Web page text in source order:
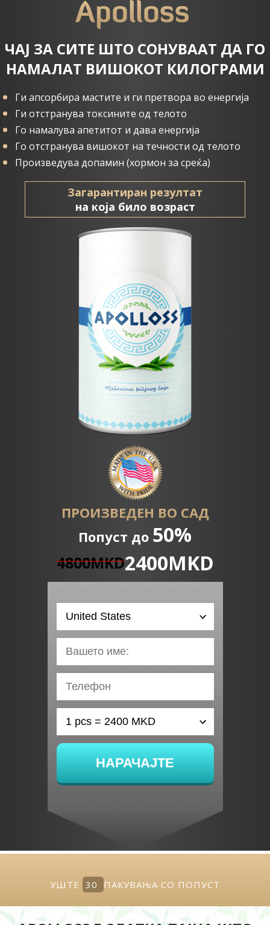
Apolloss
ЧАЈ ЗА СИТЕ ШТО СОНУВААТ ДА ГО
НАМАЛАТ ВИШОКОТ КИЛОГРАМИ
Ги апсорбира мастите и ги претвора во енергија
Ги отстранува токсините од телото
Го намалува апетитот и дава енергија
Го отстранува вишокот на течности од телото
Произведува допамин (хормон за среќа)
Загарантиран резултат
на која било возраст
ПРОИЗВЕДЕН ВО САД
Попуст до 50%
4800MKD2400MKD
НАРАЧАЈТЕ
УШТЕ 30 ПАКУВАЊА СО ПОПУСТ